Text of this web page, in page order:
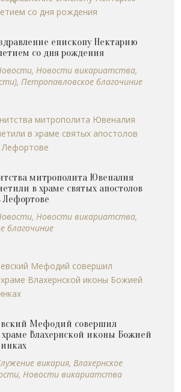
епископу Нектарию
со дня рождения
, Новости викариатства,
, Петропавловское благочиние
митрополита Ювеналия
в храме святых апостолов
Лефортове
, Новости викариатства,
благочиние
Мефодий совершил
храме Влахернской иконы Божией
викария, Влахернское
, Новости викариатства